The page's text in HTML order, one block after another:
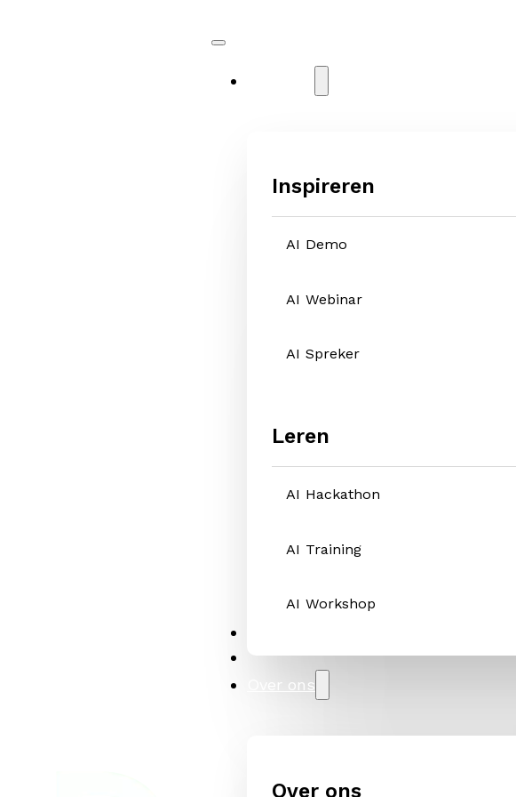
Inspireren
AI Demo
AI Webinar
AI Spreker
Leren
AI Hackathon
AI Training
AI Workshop
Cases
Over ons
Over ons